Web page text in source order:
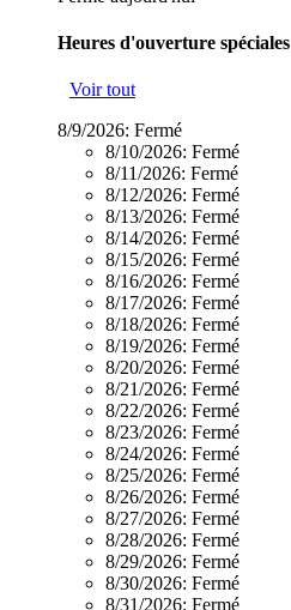
Heures d'ouverture spéciales
Voir tout
8/9/2026: Fermé
8/10/2026: Fermé
8/11/2026: Fermé
8/12/2026: Fermé
8/13/2026: Fermé
8/14/2026: Fermé
8/15/2026: Fermé
8/16/2026: Fermé
8/17/2026: Fermé
8/18/2026: Fermé
8/19/2026: Fermé
8/20/2026: Fermé
8/21/2026: Fermé
8/22/2026: Fermé
8/23/2026: Fermé
8/24/2026: Fermé
8/25/2026: Fermé
8/26/2026: Fermé
8/27/2026: Fermé
8/28/2026: Fermé
8/29/2026: Fermé
8/30/2026: Fermé
8/31/2026: Fermé